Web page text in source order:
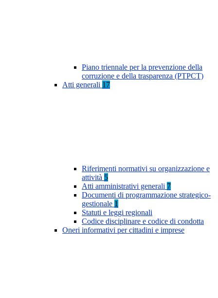
Piano triennale per la prevenzione della
corruzione e della trasparenza (PTPCT)
Atti generali 17
Riferimenti normativi su organizzazione e
attività 5
Atti amministrativi generali 7
Documenti di programmazione strategico-
gestionale 1
Statuti e leggi regionali
Codice disciplinare e codice di condotta
Oneri informativi per cittadini e imprese